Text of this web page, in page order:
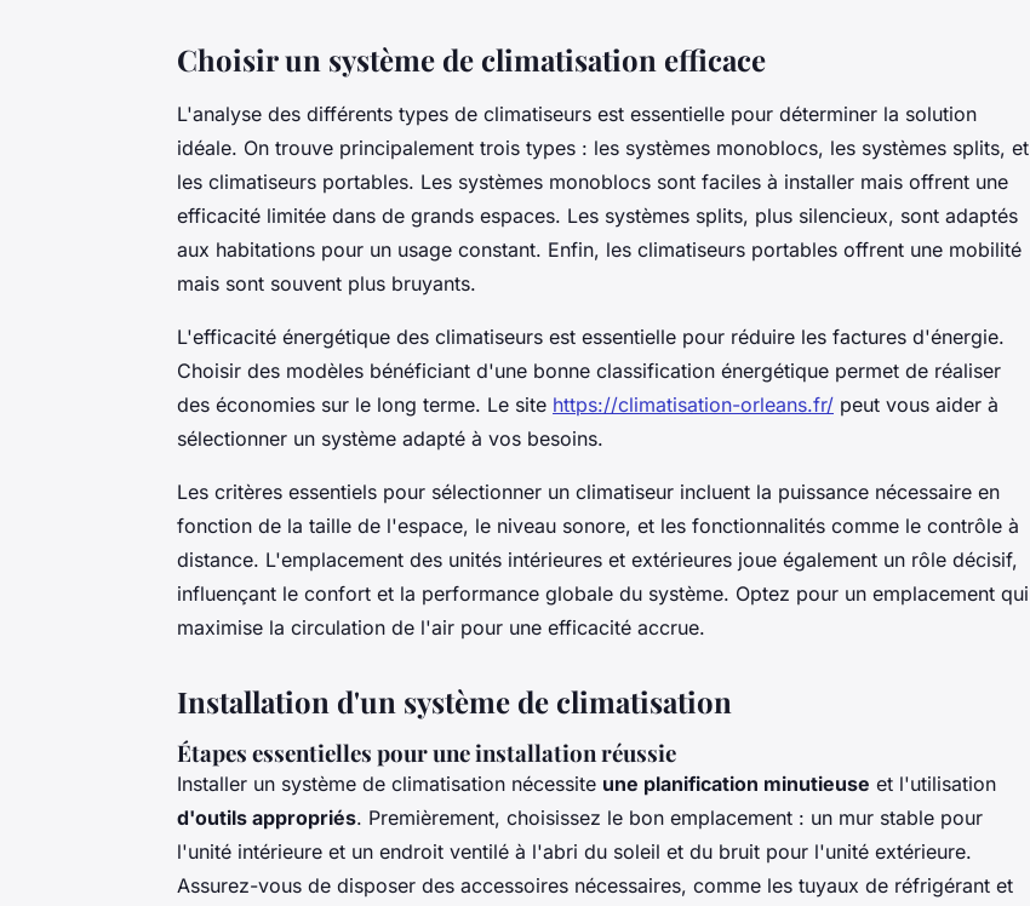
Choisir un système de climatisation efficace
L'analyse des différents types de climatiseurs est essentielle pour déterminer la solution
idéale. On trouve principalement trois types : les systèmes monoblocs, les systèmes splits, et
les climatiseurs portables. Les systèmes monoblocs sont faciles à installer mais offrent une
efficacité limitée dans de grands espaces. Les systèmes splits, plus silencieux, sont adaptés
aux habitations pour un usage constant. Enfin, les climatiseurs portables offrent une mobilité
mais sont souvent plus bruyants.
L'efficacité énergétique des climatiseurs est essentielle pour réduire les factures d'énergie.
Choisir des modèles bénéficiant d'une bonne classification énergétique permet de réaliser
des économies sur le long terme. Le site https://climatisation-orleans.fr/ peut vous aider à
sélectionner un système adapté à vos besoins.
Les critères essentiels pour sélectionner un climatiseur incluent la puissance nécessaire en
fonction de la taille de l'espace, le niveau sonore, et les fonctionnalités comme le contrôle à
distance. L'emplacement des unités intérieures et extérieures joue également un rôle décisif,
influençant le confort et la performance globale du système. Optez pour un emplacement qui
maximise la circulation de l'air pour une efficacité accrue.
Installation d'un système de climatisation
Étapes essentielles pour une installation réussie
Installer un système de climatisation nécessite une planification minutieuse et l'utilisation
d'outils appropriés. Premièrement, choisissez le bon emplacement : un mur stable pour
l'unité intérieure et un endroit ventilé à l'abri du soleil et du bruit pour l'unité extérieure.
Assurez-vous de disposer des accessoires nécessaires, comme les tuyaux de réfrigérant et